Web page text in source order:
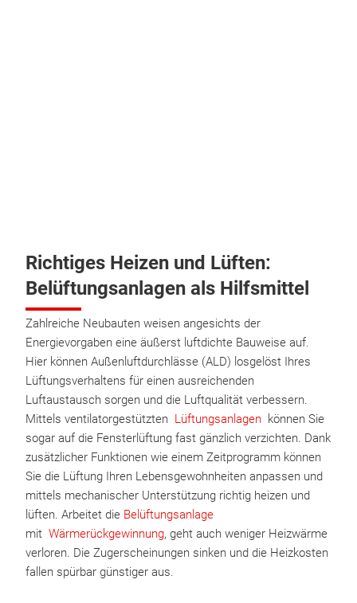
Richtiges Heizen und Lüften:
Belüftungsanlagen als Hilfsmittel
Zahlreiche Neubauten weisen angesichts der
Energievorgaben eine äußerst luftdichte Bauweise auf.
Hier können Außenluftdurchlässe (ALD) losgelöst Ihres
Lüftungsverhaltens für einen ausreichenden
Luftaustausch sorgen und die Luftqualität verbessern.
Mittels ventilatorgestützten Lüftungsanlagen können Sie
sogar auf die Fensterlüftung fast gänzlich verzichten. Dank
zusätzlicher Funktionen wie einem Zeitprogramm können
Sie die Lüftung Ihren Lebensgewohnheiten anpassen und
mittels mechanischer Unterstützung richtig heizen und
lüften. Arbeitet die Belüftungsanlage
mit Wärmerückgewinnung, geht auch weniger Heizwärme
verloren. Die Zugerscheinungen sinken und die Heizkosten
fallen spürbar günstiger aus.